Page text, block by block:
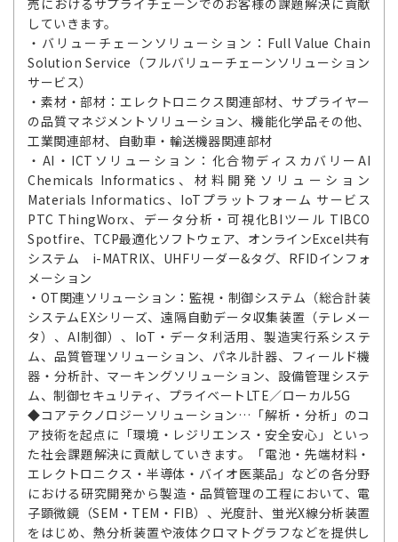
売におけるサプライチェーンでのお客様の課題解決に貢献
していきます。
・バリューチェーンソリューション：Full Value Chain
Solution Service（フルバリューチェーンソリューション
サービス）
・素材・部材：エレクトロニクス関連部材、サプライヤー
の品質マネジメントソリューション、機能化学品その他、
工業関連部材、自動車・輸送機器関連部材
・AI・ICTソリューション：化合物ディスカバリーAI
Chemicals Informatics、材料開発ソリューション
Materials Informatics、IoTプラットフォーム サービス
PTC ThingWorx、データ分析・可視化BIツール TIBCO
Spotfire、TCP最適化ソフトウェア、オンラインExcel共有
システム i-MATRIX、UHFリーダー&タグ、RFIDインフォ
メーション
・OT関連ソリューション：監視・制御システム（総合計装
システムEXシリーズ、遠隔自動データ収集装置（テレメー
タ）、AI制御）、IoT・データ利活用、製造実行系システ
ム、品質管理ソリューション、パネル計器、フィールド機
器・分析計、マーキングソリューション、設備管理システ
ム、制御セキュリティ、プライベートLTE／ローカル5G
◆コアテクノロジーソリューション…「解析・分析」のコ
ア技術を起点に「環境・レジリエンス・安全安心」といっ
た社会課題解決に貢献していきます。「電池・先端材料・
エレクトロニクス・半導体・バイオ医薬品」などの各分野
における研究開発から製造・品質管理の工程において、電
子顕微鏡（SEM・TEM・FIB）、光度計、蛍光X線分析装置
をはじめ、熱分析装置や液体クロマトグラフなどを提供し